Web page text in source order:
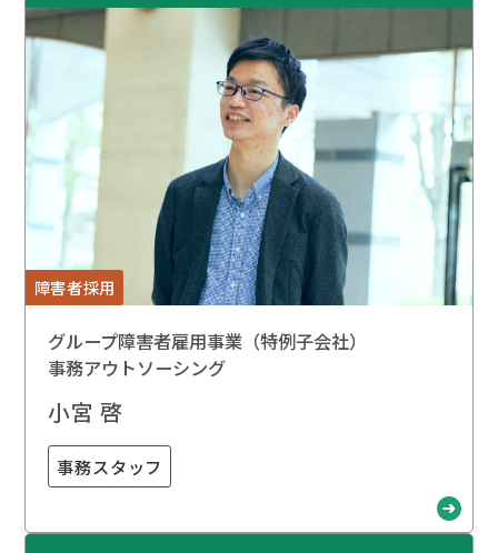
障害者採用
グループ障害者雇用事業（特例子会社）
事務アウトソーシング
小宮 啓
事務スタッフ